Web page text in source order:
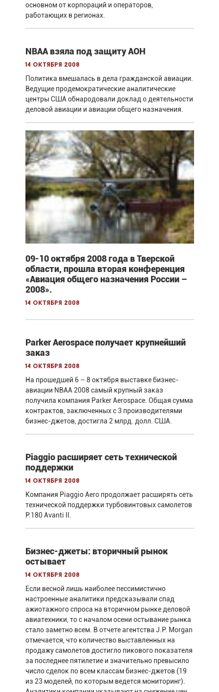
основном от корпораций и операторов,
работающих в регионах.
NBAA взяла под защиту АОН
14 октября 2008
Политика вмешалась в дела гражданской авиации.
Ведущие продемократические аналитические
центры США обнародовали доклад о деятельности
деловой авиации и авиации общего назначения.
09-10 октября 2008 года в Тверской
области, прошла вторая конференция
«Авиация общего назначения России –
2008».
14 октября 2008
Parker Aerospace получает крупнейший
заказ
14 октября 2008
На прошедшей 6 – 8 октября выставке бизнес-
авиации NBAA 2008 самый крупный заказ
получила компания Parker Aerospace. Общая сумма
контрактов, заключенных с 3 производителями
бизнес-джетов, достигла 2 млрд. долл. США.
Piaggio расширяет сеть технической
поддержки
14 октября 2008
Компания Piaggio Aero продолжает расширять сеть
технической поддержки турбовинтовых самолетов
P.180 Avanti II.
Бизнес-джеты: вторичный рынок
остывает
14 октября 2008
Если весной лишь наиболее пессимистично
настроенные аналитики предсказывали спад
ажиотажного спроса на вторичном рынке деловой
авиатехники, то с началом осени остывание рынка
стало заметно всем. В отчете агентства J.P. Morgan
отмечается, что количество выставленных на
продажу самолетов достигло пикового показателя
за последнее пятилетие и значительно превысило
число сделок по всем классам бизнес-джетов (19
из 23 моделей, по которым ведется мониторинг).